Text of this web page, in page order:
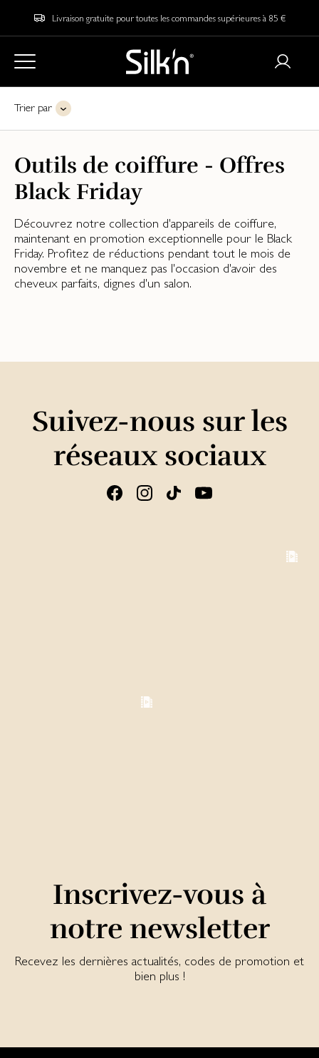
Livraison gratuite pour toutes les commandes supérieures à 85 €
Trier par
Outils de coiffure - Offres
Black Friday
Découvrez notre collection d'appareils de coiffure,
maintenant en promotion exceptionnelle pour le Black
Friday. Profitez de réductions pendant tout le mois de
novembre et ne manquez pas l'occasion d'avoir des
cheveux parfaits, dignes d'un salon.
Suivez-nous sur les
réseaux sociaux
Inscrivez-vous à
notre newsletter
Recevez les dernières actualités, codes de promotion et
bien plus !